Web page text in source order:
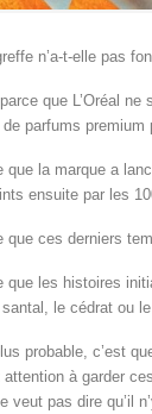
n’a-t-elle pas
que L’Oréal
parfums premium
que la marque a
ensuite par les
que ces derniers
que les histoires
le cédrat ou
probable, c’est
à garder
veut pas dire qu’il